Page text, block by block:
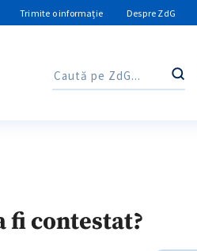
Trimite o informație Despre ZdG
fi contestat?